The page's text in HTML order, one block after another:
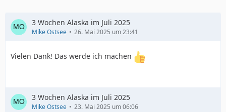
3 Wochen Alaska im Juli 2025
Mike Ostsee 26. Mai 2025 um 23:41
Vielen Dank! Das werde ich machen
3 Wochen Alaska im Juli 2025
Mike Ostsee 23. Mai 2025 um 06:06